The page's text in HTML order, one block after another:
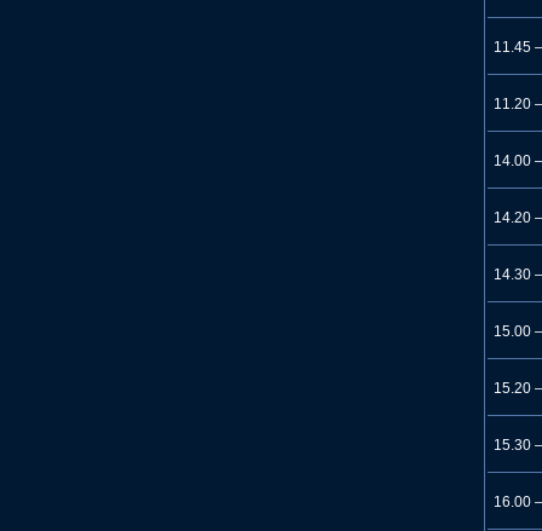
11.45
11.20
14.00
14.20
14.30
15.00
15.20
15.30
16.00